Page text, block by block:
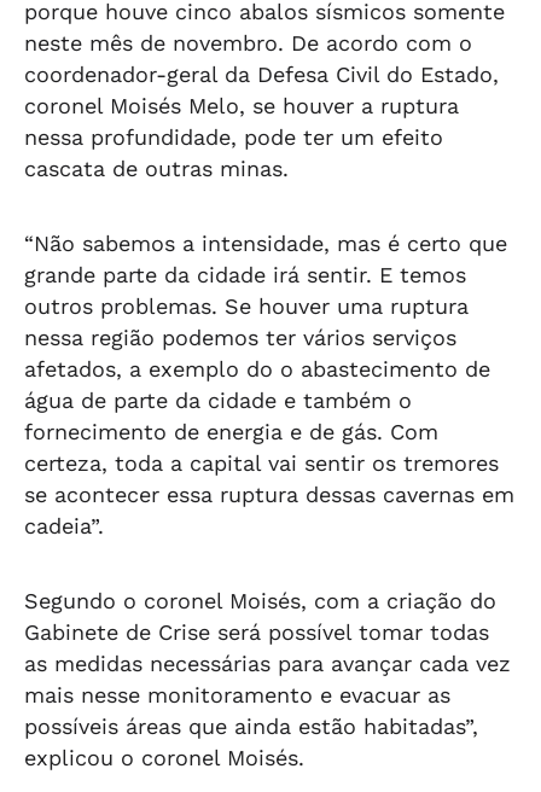
porque houve cinco abalos sísmicos somente
neste mês de novembro. De acordo com o
coordenador-geral da Defesa Civil do Estado,
coronel Moisés Melo, se houver a ruptura
nessa profundidade, pode ter um efeito
cascata de outras minas.
“Não sabemos a intensidade, mas é certo que
grande parte da cidade irá sentir. E temos
outros problemas. Se houver uma ruptura
nessa região podemos ter vários serviços
afetados, a exemplo do o abastecimento de
água de parte da cidade e também o
fornecimento de energia e de gás. Com
certeza, toda a capital vai sentir os tremores
se acontecer essa ruptura dessas cavernas em
cadeia”.
Segundo o coronel Moisés, com a criação do
Gabinete de Crise será possível tomar todas
as medidas necessárias para avançar cada vez
mais nesse monitoramento e evacuar as
possíveis áreas que ainda estão habitadas”,
explicou o coronel Moisés.